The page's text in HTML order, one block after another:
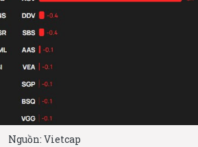
Nguồn: Vietcap